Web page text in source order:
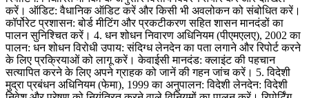
करें। ऑडिट: वैधानिक ऑडिट करें और किसी भी अवलोकन को संबोधित करें।
कॉर्पोरेट प्रशासन: बोर्ड मीटिंग और प्रकटीकरण सहित शासन मानदंडों का
पालन सुनिश्चित करें। 4. धन शोधन निवारण अधिनियम (पीएमएलए), 2002 का
पालन: धन शोधन विरोधी उपाय: संदिग्ध लेनदेन का पता लगाने और रिपोर्ट करने
के लिए प्रक्रियाओं को लागू करें। केवाईसी मानदंड: क्लाइंट की पहचान
सत्यापित करने के लिए अपने ग्राहक को जानें की गहन जांच करें। 5. विदेशी
मुद्रा प्रबंधन अधिनियम (फेमा), 1999 का अनुपालन: विदेशी लेनदेन: विदेशी